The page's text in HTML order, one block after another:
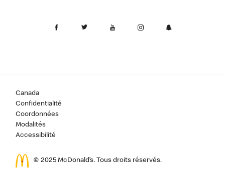
Canada
Confidentialité
Coordonnées
Modalités
Accessibilité
© 2025 McDonald’s. Tous droits réservés.